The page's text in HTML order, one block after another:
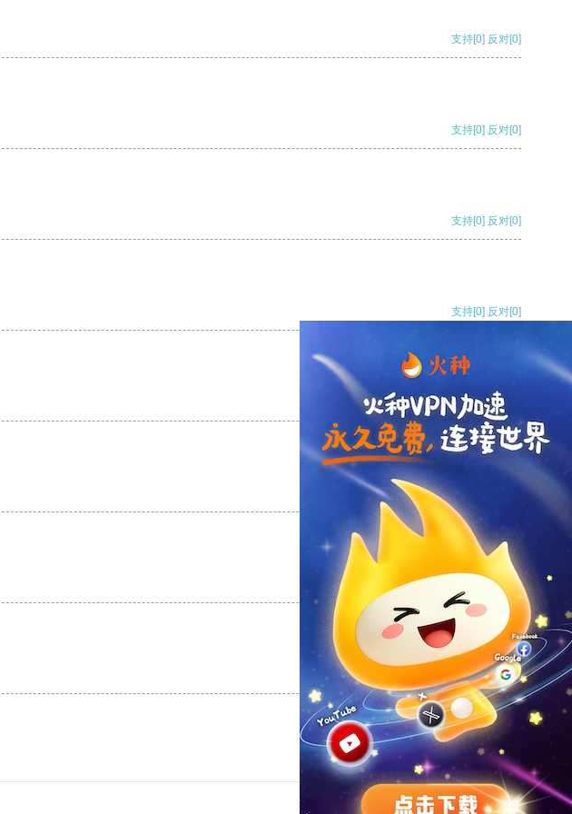
支持[0] 反对[0]
支持[0] 反对[0]
支持[0] 反对[0]
支持[0] 反对[0]
支持[0] 反对
支持
反对 [0]
支持[0] 反对[0]